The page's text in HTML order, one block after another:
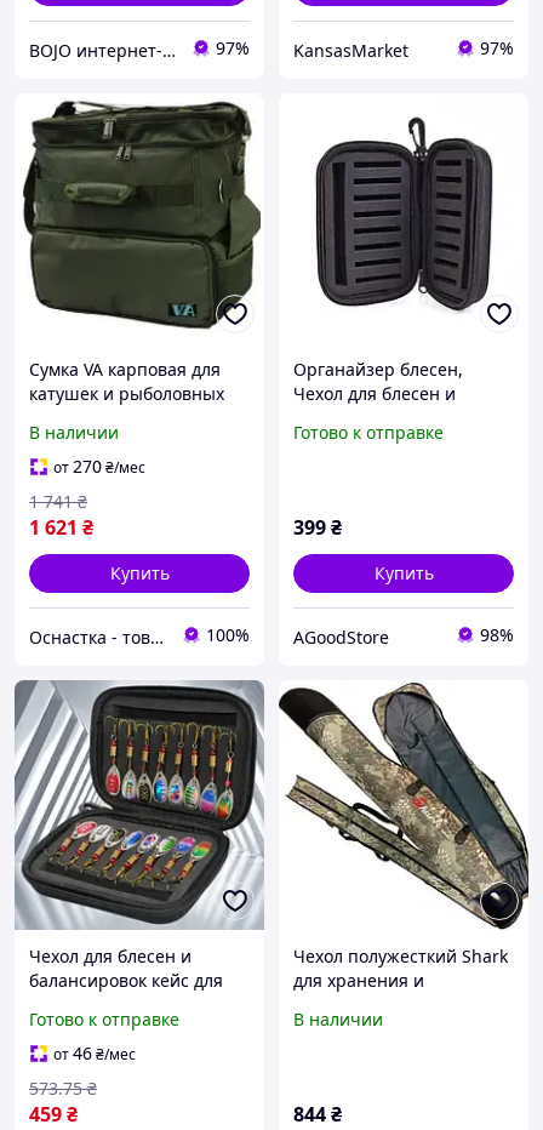
BOJO интернет-магазин 97% KansasMarket 97%
Сумка VA карповая для
катушек и рыболовных
органайзеров) (174.2)
В наличии
от270₴/мес
1 621 ₴
1 741 ₴
Купить
Оснастка - товары для рыбалки 100%
Органайзер блесен,
Чехол для блесен и
снастей, Сумка для
Готово к отправке
399₴
Купить
AGoodStore 98%
Чехол для блесен и
балансировок кейс для
блесен сумка для
мормышек футляр для
снастей рыболовный
чехол 5016_RES
Готово к отправке
от46₴/мес
459₴
573.75 ₴
Чехол полужесткий Shark
для хранения и
рыболовных снастей, 135
В наличии
844₴